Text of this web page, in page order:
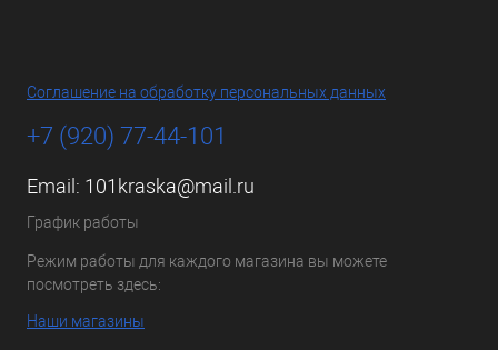
Соглашение на обработку персональных данных
+7 (920) 77-44-101
Email: 101kraska@mail.ru
График работы
Режим работы для каждого магазина вы можете
посмотреть здесь:
Наши магазины